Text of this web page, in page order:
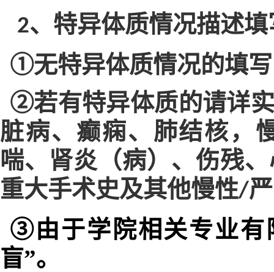
2、特异体质情况描述填
①无特异体质情况的填
②若有特异体质的请详
脏病、癫痫、肺结核，
喘、肾炎（病）、伤残
重大手术史及其他慢性/
③由于学院相关专业
盲”。